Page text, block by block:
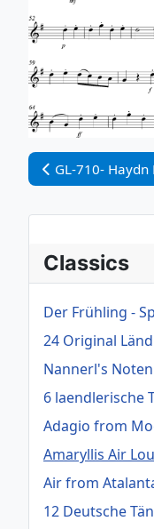
Vorheriger
GL-710- Haydn
Classics
Der Frühling -
24 Original
Nannerl's
6 laendlerische
Adagio from
Amaryllis Air
Air from
12 Deutsche